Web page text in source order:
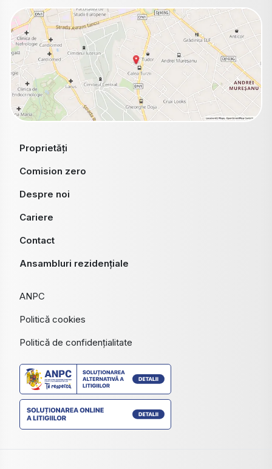
Proprietăți
Comision zero
Despre noi
Cariere
Contact
Ansambluri rezidențiale
ANPC
Politică cookies
Politică de confidențialitate